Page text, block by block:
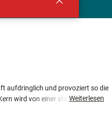
aufdringlich und provoziert so die
wird von einer starkenWeiterlesen